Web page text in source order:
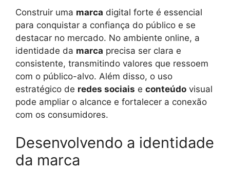
Construir uma marca digital forte é essencial
para conquistar a confiança do público e se
destacar no mercado. No ambiente online, a
identidade da marca precisa ser clara e
consistente, transmitindo valores que ressoem
com o público-alvo. Além disso, o uso
estratégico de redes sociais e conteúdo visual
pode ampliar o alcance e fortalecer a conexão
com os consumidores.
Desenvolvendo a identidade
da marca